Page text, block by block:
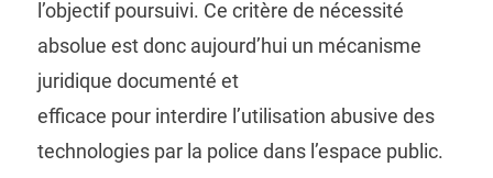
l’objectif poursuivi. Ce critère de nécessité
absolue est donc aujourd’hui un mécanisme
juridique documenté et
efficace pour interdire l’utilisation abusive des
technologies par la police dans l’espace public.